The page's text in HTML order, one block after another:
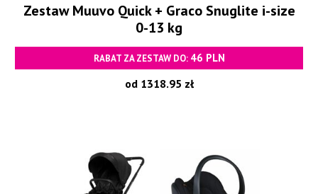
Zestaw Muuvo Quick + Graco Snuglite i-size
0-13 kg
RABAT ZA ZESTAW DO: 46 PLN
od 1318.95 zł